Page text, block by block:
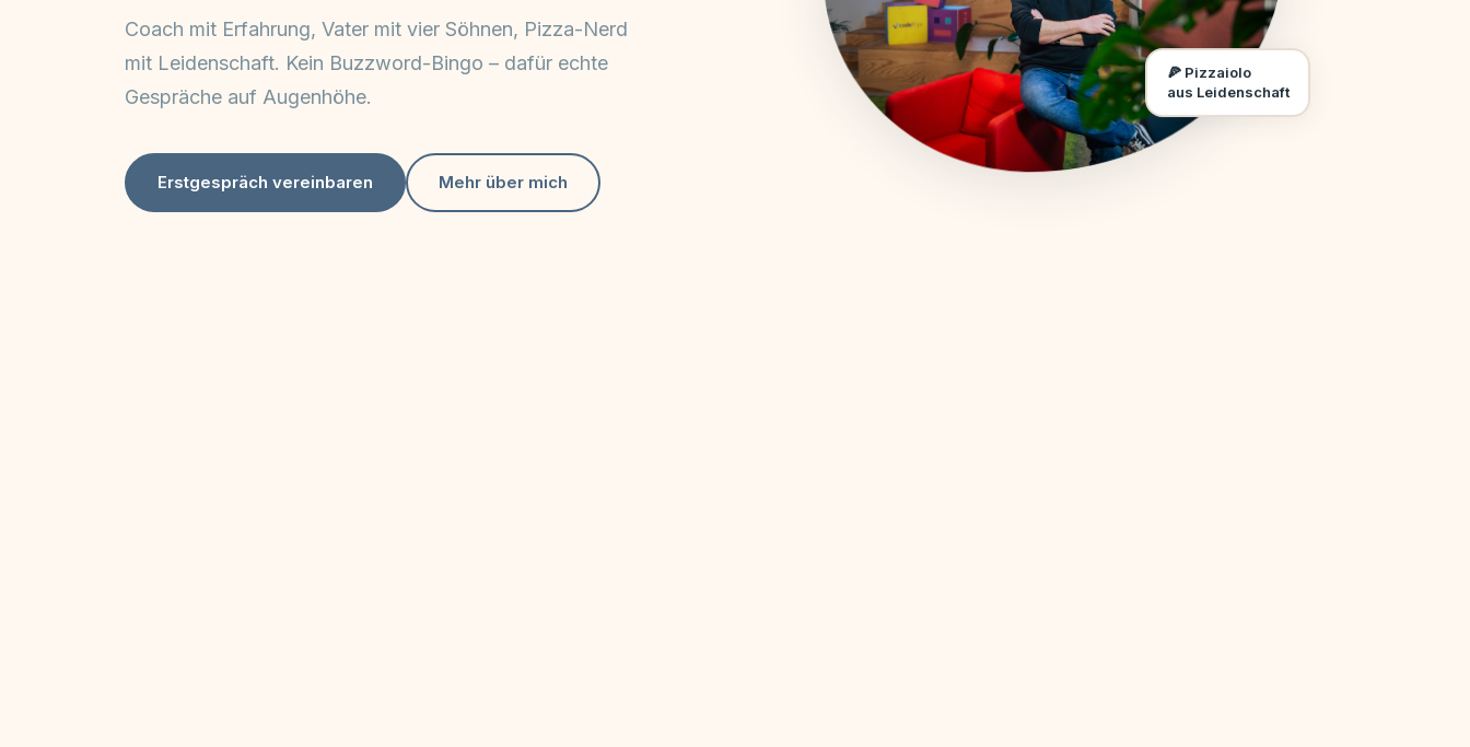
Coach mit Erfahrung, Vater mit vier Söhnen, Pizza-Nerd
mit Leidenschaft. Kein Buzzword-Bingo – dafür echte
Gespräche auf Augenhöhe.
Erstgespräch vereinbaren Mehr über mich
🍕 Pizzaiolo
aus Leidenschaft